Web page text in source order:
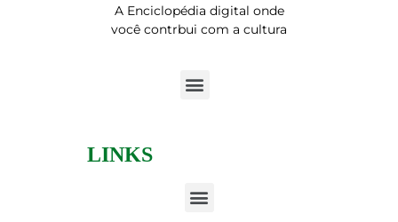
A Enciclopédia digital onde
você contrbui com a cultura
LINKS